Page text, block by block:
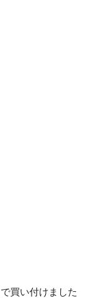
買い付けました